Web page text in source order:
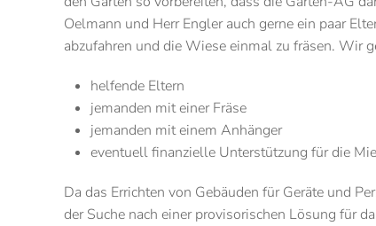
Oelmann und Herr Engler auch gerne ein paar
abzufahren und die Wiese einmal zu fräsen. Wir
helfende Eltern
jemanden mit einer Fräse
jemanden mit einem Anhänger
eventuell finanzielle Unterstützung für die
Da das Errichten von Gebäuden für Geräte und
der Suche nach einer provisorischen Lösung für